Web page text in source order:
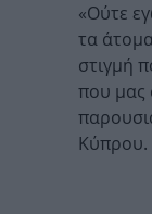
«Ούτε
τα
στιγμή
που μας
Κύπρου.